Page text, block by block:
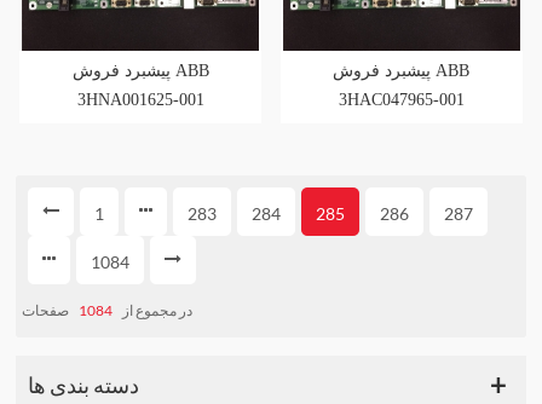
پیشبرد فروش ABB
3HNA001625-001
پیشبرد فروش ABB
3HAC047965-001
1 283 284 285 286 287
1084
در مجموع از 1084 صفحات
دسته بندی ها